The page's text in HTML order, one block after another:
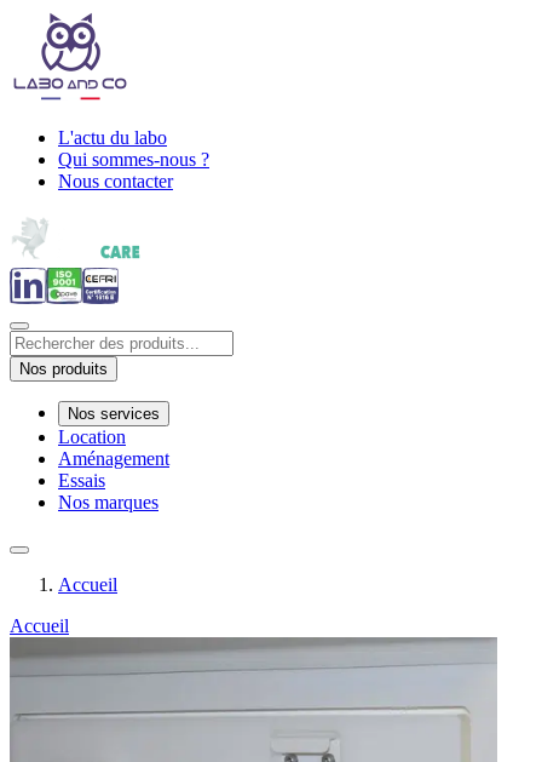
L'actu du labo
Qui sommes-nous ?
Nous contacter
Nos produits
Nos services
Location
Aménagement
Essais
Nos marques
Accueil
Accueil